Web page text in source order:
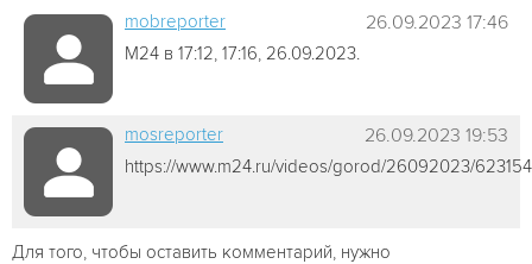
mobreporter 26.09.2023 17:46
М24 в 17:12, 17:16, 26.09.2023.
mosreporter 26.09.2023 19:53
https://www.m24.ru/videos/gorod/26092023/623154
Для того, чтобы оставить комментарий, нужно